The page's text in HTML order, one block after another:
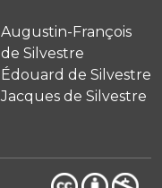
Augustin-François
de Silvestre
Édouard de Silvestre
Jacques de Silvestre